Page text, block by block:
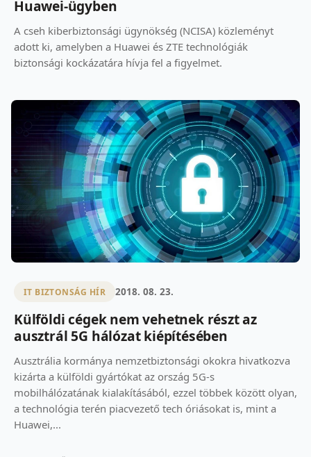
Huawei-ügyben
A cseh kiberbiztonsági ügynökség (NCISA) közleményt
adott ki, amelyben a Huawei és ZTE technológiák
biztonsági kockázatára hívja fel a figyelmet.
IT BIZTONSÁG HÍR 2018. 08. 23.
Külföldi cégek nem vehetnek részt az
ausztrál 5G hálózat kiépítésében
Ausztrália kormánya nemzetbiztonsági okokra hivatkozva
kizárta a külföldi gyártókat az ország 5G-s
mobilhálózatának kialakításából, ezzel többek között olyan,
a technológia terén piacvezető tech óriásokat is, mint a
Huawei,...